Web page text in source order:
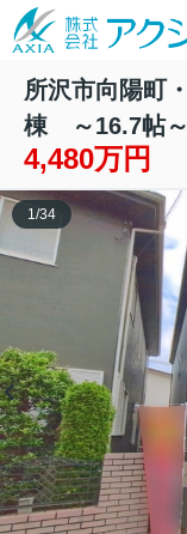
所沢市向陽
棟 ～16.7帖～
4,480万円
1/34